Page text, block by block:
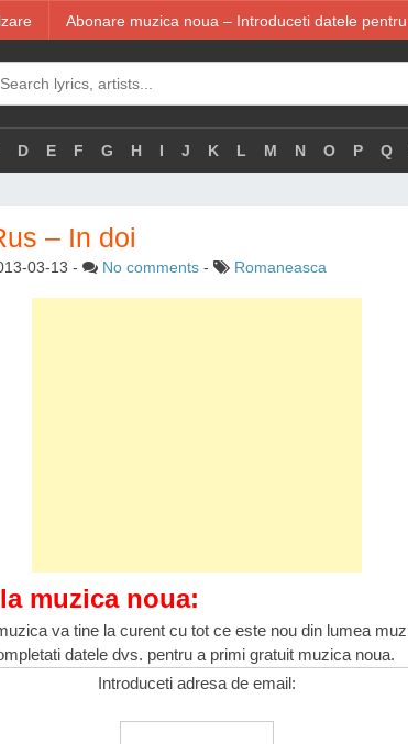
Abonare muzica noua – Introduceti datele
D E F G H I J K L M N O P Q
– In doi
03-13 - No comments - Romaneasca
muzica noua:
va tine la curent cu tot ce este nou din lumea
datele dvs. pentru a primi gratuit muzica noua.
Introduceti adresa de email: